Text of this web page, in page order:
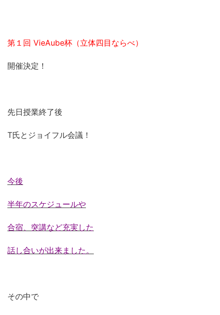
第１回 VieAube杯（立体四目ならべ）
開催決定！
先日授業終了後
T氏とジョイフル会議！
今後
半年のスケジュールや
合宿、突講など充実した
話し合いが出来ました。
その中で